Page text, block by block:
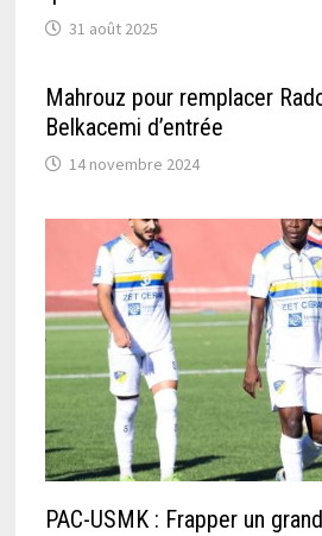
31 août 2025
Mahrouz pour remplacer
Belkacemi d’entrée
14 novembre 2024
PAC-USMK : Frapper un